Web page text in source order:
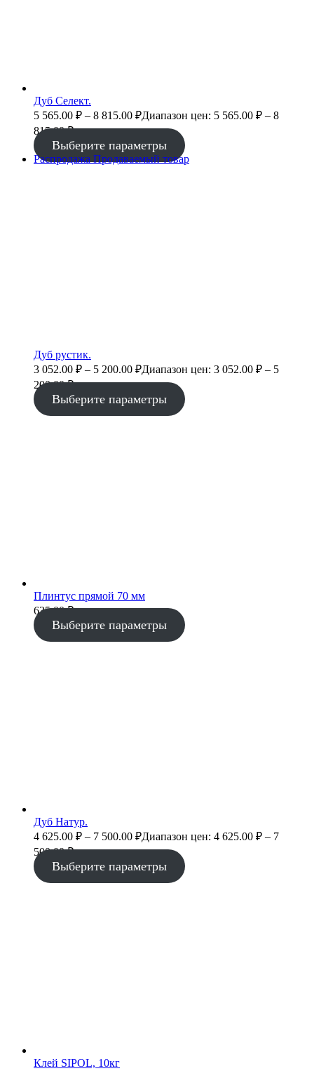
Дуб Селект.
5 565.00 ₽ – 8 815.00 ₽Диапазон цен: 5 565.00 ₽ – 8
815.00 ₽
Выберите параметры
Распродажа Продаваемый товар
Дуб рустик.
3 052.00 ₽ – 5 200.00 ₽Диапазон цен: 3 052.00 ₽ – 5
200.00 ₽
Выберите параметры
Плинтус прямой 70 мм
635.00₽
Выберите параметры
Дуб Натур.
4 625.00 ₽ – 7 500.00 ₽Диапазон цен: 4 625.00 ₽ – 7
500.00 ₽
Выберите параметры
Клей SIPOL, 10кг